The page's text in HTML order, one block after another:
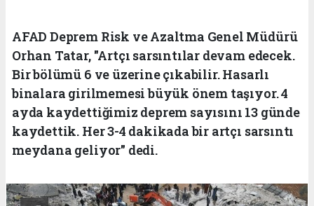
AFAD Deprem Risk ve Azaltma Genel Müdürü
Orhan Tatar, "Artçı sarsıntılar devam edecek.
Bir bölümü 6 ve üzerine çıkabilir. Hasarlı
binalara girilmemesi büyük önem taşıyor. 4
ayda kaydettiğimiz deprem sayısını 13 günde
kaydettik. Her 3-4 dakikada bir artçı sarsıntı
meydana geliyor" dedi.